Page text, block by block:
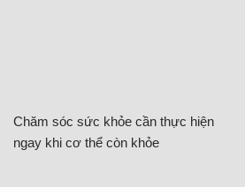
Chăm sóc sức khỏe cần thực hiện
ngay khi cơ thể còn khỏe